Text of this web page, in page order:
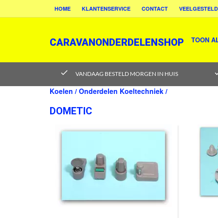
HOME KLANTENSERVICE CONTACT
CARAVANONDERDELENSHOP TOON
check VANDAAG BESTELD MORGEN IN HUIS
Koelen / Onderdelen Koeltechniek /
DOMETIC